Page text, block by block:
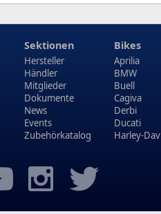
Sektionen
Hersteller
Händler
Mitglieder
Dokumente
News
Events
Zubehörkatalog
Bikes
Aprilia
BMW
Buell
Cagiva
Derbi
Ducati
Harley-